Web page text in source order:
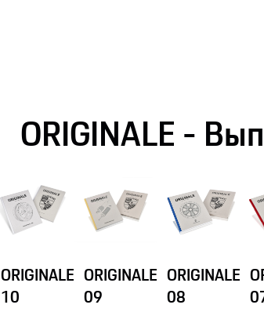
ORIGINALE -
ORIGINALE
10
ORIGINALE
09
ORIGINALE
08